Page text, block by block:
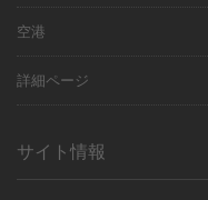
空港
詳細ページ
サイト情報